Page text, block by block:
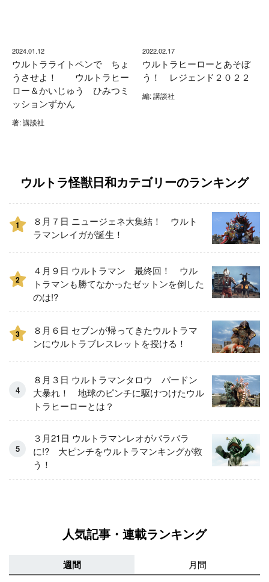
2024.01.12
ウルトラライトペンで ちょ
うさせよ！ ウルトラヒー
ロー＆かいじゅう ひみつミ
ッションずかん
著: 講談社
2022.02.17
ウルトラヒーローとあそぼ
う！ レジェンド２０２２
編: 講談社
ウルトラ怪獣日和カテゴリーのランキング
1
８月７日 ニュージェネ大集結！ ウルト
ラマンレイガが誕生！
2
４月９日 ウルトラマン 最終回！ ウル
トラマンも勝てなかったゼットンを倒した
のは!?
3
８月６日 セブンが帰ってきたウルトラマ
ンにウルトラブレスレットを授ける！
８月３日 ウルトラマンタロウ バードン
大暴れ！ 地球のピンチに駆けつけたウル
トラヒーローとは？
３月21日 ウルトラマンレオがバラバラ
に!? 大ピンチをウルトラマンキングが救
う！
人気記事・連載ランキング
週間 月間